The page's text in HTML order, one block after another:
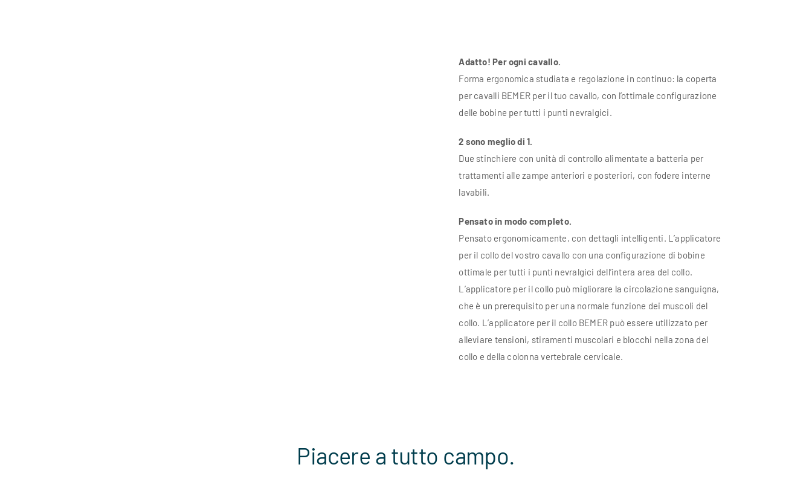
Adatto! Per ogni cavallo.
Forma ergonomica studiata e regolazione in continuo: la coperta
per cavalli BEMER per il tuo cavallo, con l’ottimale configurazione
delle bobine per tutti i punti nevralgici.
2 sono meglio di 1.
Due stinchiere con unità di controllo alimentate a batteria per
trattamenti alle zampe anteriori e posteriori, con fodere interne
lavabili.
Pensato in modo completo.
Pensato ergonomicamente, con dettagli intelligenti. L’applicatore
per il collo del vostro cavallo con una configurazione di bobine
ottimale per tutti i punti nevralgici dell’intera area del collo.
L’applicatore per il collo può migliorare la circolazione sanguigna,
che è un prerequisito per una normale funzione dei muscoli del
collo. L’applicatore per il collo BEMER può essere utilizzato per
alleviare tensioni, stiramenti muscolari e blocchi nella zona del
collo e della colonna vertebrale cervicale.
Piacere a tutto campo.